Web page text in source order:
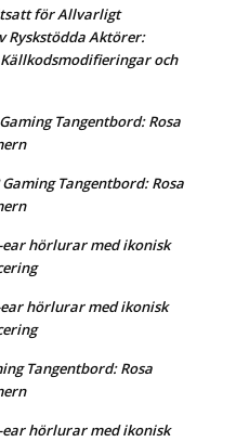
för Allvarligt
Ryskstödda Aktörer:
och
Tangentbord: Rosa
Tangentbord: Rosa
ear hörlurar med ikonisk
ear hörlurar med ikonisk
Tangentbord: Rosa
ear hörlurar med ikonisk